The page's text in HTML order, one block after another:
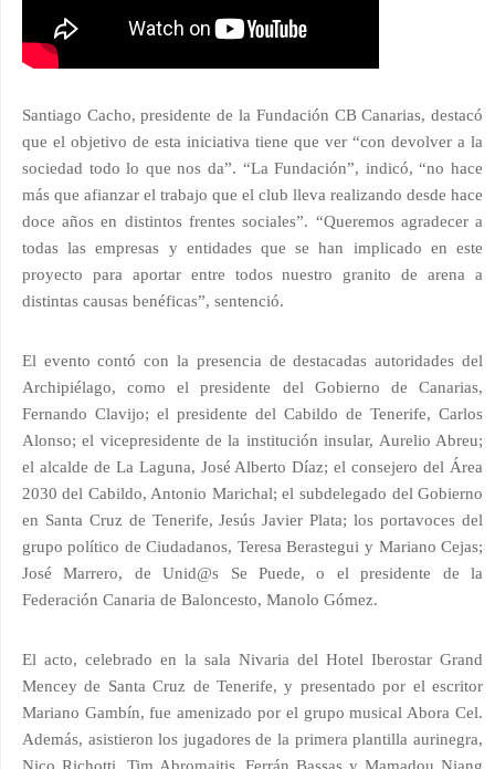
Santiago Cacho, presidente de la Fundación CB Canarias, destacó
que el objetivo de esta iniciativa tiene que ver “con devolver a la
sociedad todo lo que nos da”. “La Fundación”, indicó, “no hace
más que afianzar el trabajo que el club lleva realizando desde hace
doce años en distintos frentes sociales”. “Queremos agradecer a
todas las empresas y entidades que se han implicado en este
proyecto para aportar entre todos nuestro granito de arena a
distintas causas benéficas”, sentenció.
El evento contó con la presencia de destacadas autoridades del
Archipiélago, como el presidente del Gobierno de Canarias,
Fernando Clavijo; el presidente del Cabildo de Tenerife, Carlos
Alonso; el vicepresidente de la institución insular, Aurelio Abreu;
el alcalde de La Laguna, José Alberto Díaz; el consejero del Área
2030 del Cabildo, Antonio Marichal; el subdelegado del Gobierno
en Santa Cruz de Tenerife, Jesús Javier Plata; los portavoces del
grupo político de Ciudadanos, Teresa Berastegui y Mariano Cejas;
José Marrero, de Unid@s Se Puede, o el presidente de la
Federación Canaria de Baloncesto, Manolo Gómez.
El acto, celebrado en la sala Nivaria del Hotel Iberostar Grand
Mencey de Santa Cruz de Tenerife, y presentado por el escritor
Mariano Gambín, fue amenizado por el grupo musical Abora Cel.
Además, asistieron los jugadores de la primera plantilla aurinegra,